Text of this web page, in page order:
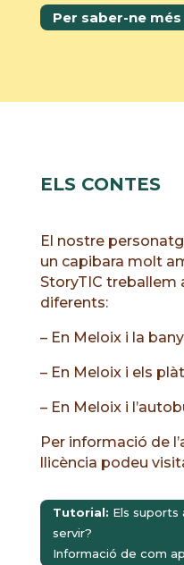
Per saber-ne més
ELS CONTES
El nostre
un capibara molt
StoryTIC treballem
diferents:
– En Meloix i la
– En Meloix i els
– En Meloix i
Per informació de
llicència podeu
Tutorial: Els suports
servir?
Informació de com